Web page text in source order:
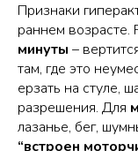
Признаки
раннем возрасте.
минуты –
там, где это
ерзать на стуле,
разрешения. Для
лазанье, бег,
“встроен